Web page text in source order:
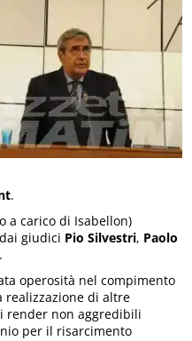
.
a carico di Isabellon)
giudici Pio Silvestri, Paolo
.
operosità nel compimento
di altre
render non aggredibili
per il risarcimento